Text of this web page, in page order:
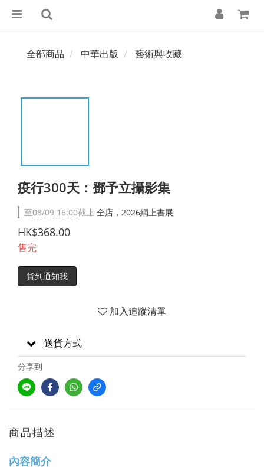
全部商品 中華出版 藝術與收藏
疫行300天：鄧予立攝影集
至08/09 16:00截止 全店，2026網上書展
HK$368.00
售完
貨到通知我
加入追蹤清單
送貨方式
分享到
商品描述
內容簡介